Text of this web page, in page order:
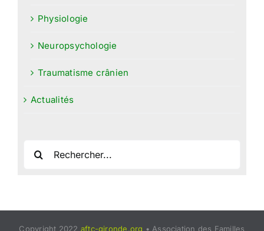
Physiologie
Neuropsychologie
Traumatisme crânien
Actualités
Copyright 2022 aftc-gironde.org • Association des Familles